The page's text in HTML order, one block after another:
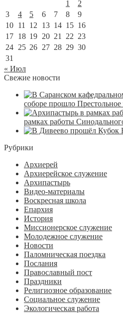
1
2
3
4 5 6 7 8
9
10 11 12 13 14 15 16
17 18 19 20 21 22 23
24 25 26 27 28 29 30
31
« Июл
Свежие новости
соборе прошло
рамках работы
Рубрики
Архиерей
Архиерейское служение
Архипастырь
Видео-материалы
Воскресная школа
Епархия
История
Миссионерское служение
Молодежное служение
Новости
Паломническая поездка
Послания
Православный пост
Праздники
Религиозное образование
Социальное служение
Экологическая работа